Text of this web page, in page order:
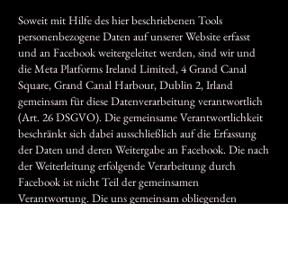
Soweit mit Hilfe des hier beschriebenen Tools
personenbezogene Daten auf unserer Website erfasst
und an Facebook weitergeleitet werden, sind wir und
die Meta Platforms Ireland Limited, 4 Grand Canal
Square, Grand Canal Harbour, Dublin 2, Irland
gemeinsam für diese Datenverarbeitung verantwortlich
(Art. 26 DSGVO). Die gemeinsame Verantwortlichkeit
beschränkt sich dabei ausschließlich auf die Erfassung
der Daten und deren Weitergabe an Facebook. Die nach
der Weiterleitung erfolgende Verarbeitung durch
Facebook ist nicht Teil der gemeinsamen
Verantwortung. Die uns gemeinsam obliegenden